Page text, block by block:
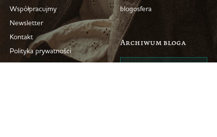
Współpracujmy
Newsletter
Kontakt
Polityka prywatności
blogosfera
Archiwum bloga